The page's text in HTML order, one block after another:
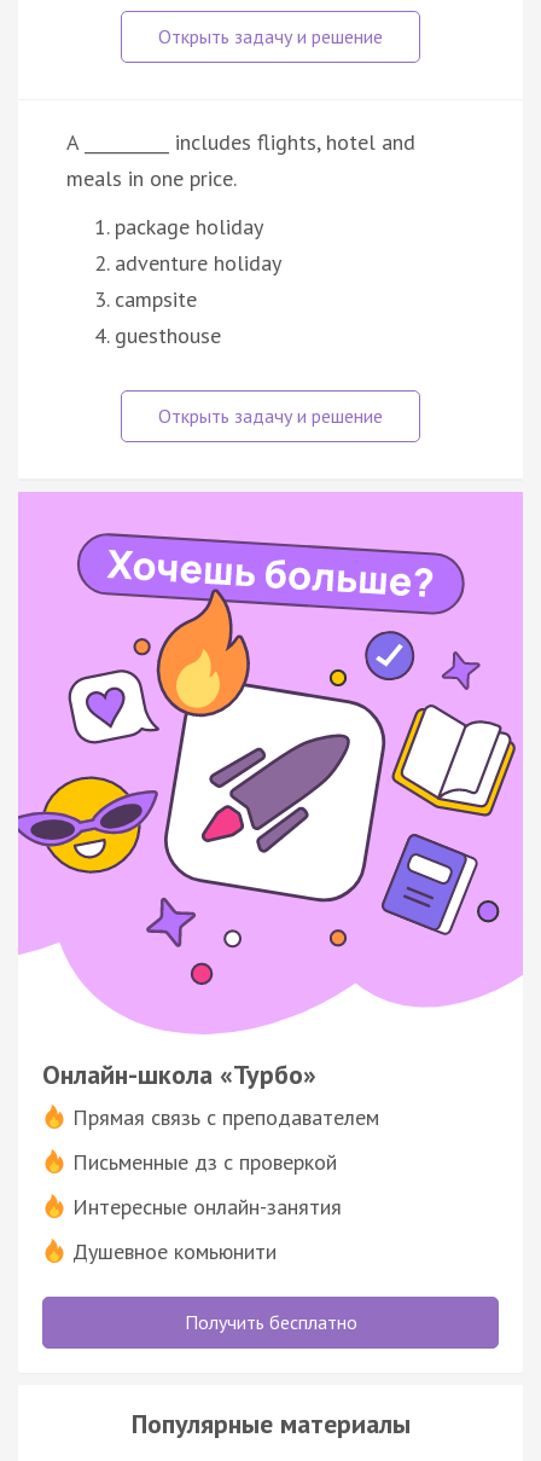
A __________ includes flights, hotel and
meals in one price.
package holiday
adventure holiday
campsite
guesthouse
Онлайн-школа «Турбо»
Прямая связь с преподавателем
Письменные дз с проверкой
Интересные онлайн-занятия
Душевное комьюнити
Получить бесплатно
Популярные материалы